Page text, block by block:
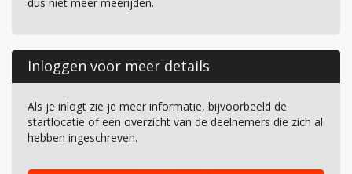
Inloggen voor meer details
Als je inlogt zie je meer informatie, bijvoorbeeld de
startlocatie of een overzicht van de deelnemers die zich al
hebben ingeschreven.